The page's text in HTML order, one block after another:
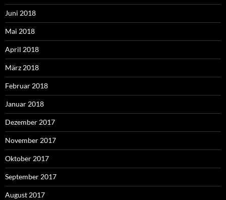
Juni 2018
Mai 2018
April 2018
März 2018
Februar 2018
Januar 2018
Dezember 2017
November 2017
Oktober 2017
September 2017
August 2017